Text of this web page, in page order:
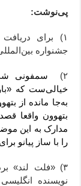
پی‌نوشت:
۱) برای
جشنواره
۲)
خیالی‌ست که
به‌جا مانده از
بتهوون واقعا
مدارک به این
را با ساز پیانو
۳) «فلت لند»
نویسنده